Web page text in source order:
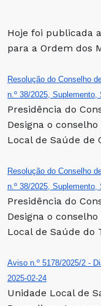
Hoje foi publicada
para a Ordem dos
Resolução do Conselho
n.º 38/2025, Suplemento,
Presidência do
Designa o
Local de Saúde de
Resolução do Conselho
n.º 38/2025, Suplemento,
Presidência do
Designa o
Local de Saúde do
Aviso n.º 5178/2025/2 -
2025-02-24
Unidade Local de